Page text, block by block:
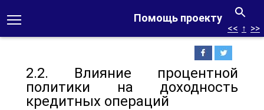
Помощь проекту
<< ↑ >>
2.2. Влияние процентной
политики на доходность
кредитных операций